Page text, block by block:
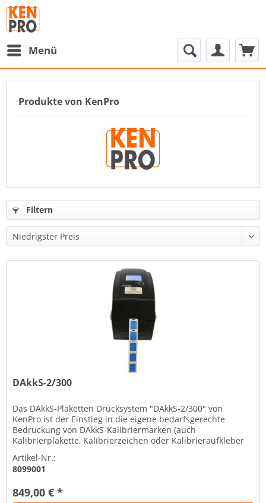
Menü
Produkte von KenPro
Filtern
DAkkS-2/300
Das DAkkS-Plaketten Drucksystem "DAkkS-2/300" von
KenPro ist der Einstieg in die eigene bedarfsgerechte
Bedruckung von DAkkS-Kalibriermarken (auch
Kalibrierplakette, Kalibrierzeichen oder Kalibrieraufkleber
Artikel-Nr.:
8099001
849,00 € *